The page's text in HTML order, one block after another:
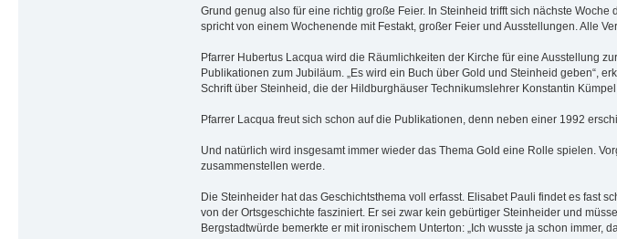
Grund genug also für eine richtig große Feier. In Steinheid trifft sich nächste
spricht von einem Wochenende mit Festakt, großer Feier und Ausstellungen. Alle
Pfarrer Hubertus Lacqua wird die Räumlichkeiten der Kirche für eine Ausstellung
Publikationen zum Jubiläum. „Es wird ein Buch über Gold und Steinheid geben“,
Schrift über Steinheid, die der Hildburghäuser Technikumslehrer Konstantin
Pfarrer Lacqua freut sich schon auf die Publikationen, denn neben einer 1992
Und natürlich wird insgesamt immer wieder das Thema Gold eine Rolle spielen.
zusammenstellen werde.
Die Steinheider hat das Geschichtsthema voll erfasst. Elisabet Pauli findet es fast
von der Ortsgeschichte fasziniert. Er sei zwar kein gebürtiger Steinheider und
Bergstadtwürde bemerkte er mit ironischem Unterton: „Ich wusste ja schon immer,